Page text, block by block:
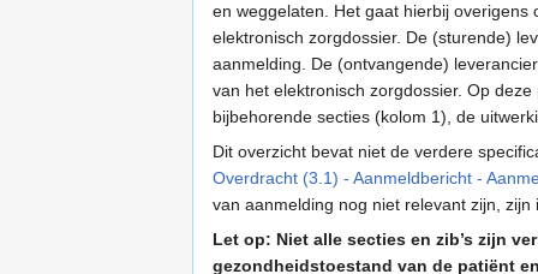
en weggelaten. Het gaat hierbij
elektronisch zorgdossier. De (sturende)
aanmelding. De (ontvangende)
van het elektronisch zorgdossier. Op
bijbehorende secties (kolom 1), de
Dit overzicht bevat niet de verdere
Overdracht (3.1) - Aanmeldbericht -
van aanmelding nog niet relevant zijn,
Let op: Niet alle secties en zib’s zijn
gezondheidstoestand van de patiënt